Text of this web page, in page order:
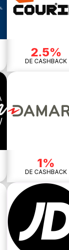
2.5%
DE CASHBACK
1%
DE CASHBACK